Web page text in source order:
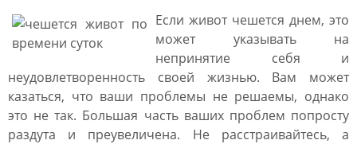
Если живот чешется днем, это
может указывать на
непринятие себя и
неудовлетворенность своей жизнью. Вам может
казаться, что ваши проблемы не решаемы, однако
это не так. Большая часть ваших проблем попросту
раздута и преувеличена. Не расстраивайтесь, а